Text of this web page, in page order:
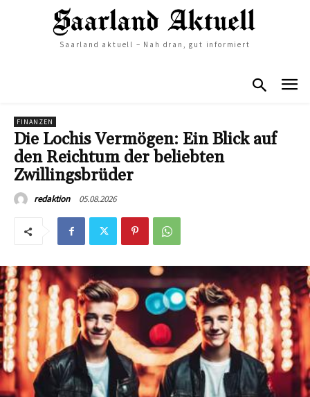
Saarland aktuell – Nah dran, gut informiert
FINANZEN
Die Lochis Vermögen: Ein Blick auf
den Reichtum der beliebten
Zwillingsbrüder
redaktion 05.08.2026